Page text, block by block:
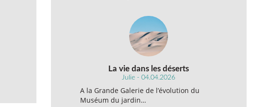
La vie dans les déserts
Julie - 04.04.2026
A la Grande Galerie de l’évolution du
Muséum du jardin…